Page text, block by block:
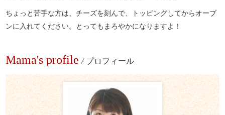
ちょっと苦手な方は、チーズを刻んで、トッピングしてからオーブ
ンに入れてください。とってもまろやかになりますよ！
Mama's profile / プロフィール